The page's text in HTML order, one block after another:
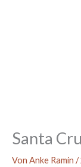
Santa
Von Anke Ramin /